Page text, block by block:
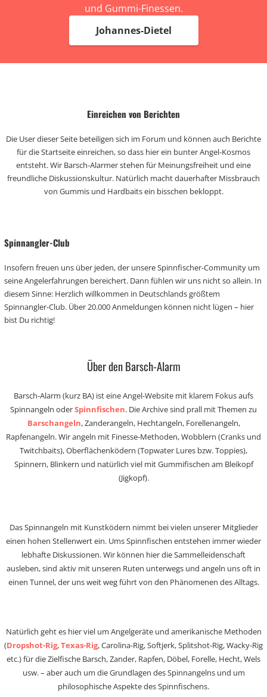
und Gummi-Finessen.
Johannes-Dietel
Einreichen von Berichten
Die User dieser Seite beteiligen sich im Forum und können auch Berichte
für die Startseite einreichen, so dass hier ein bunter Angel-Kosmos
entsteht. Wir Barsch-Alarmer stehen für Meinungsfreiheit und eine
freundliche Diskussionskultur. Natürlich macht dauerhafter Missbrauch
von Gummis und Hardbaits ein bisschen bekloppt.
Spinnangler-Club
Insofern freuen uns über jeden, der unsere Spinnfischer-Community um
seine Angelerfahrungen bereichert. Dann fühlen wir uns nicht so allein. In
diesem Sinne: Herzlich willkommen in Deutschlands größtem
Spinnangler-Club. Über 20.000 Anmeldungen können nicht lügen – hier
bist Du richtig!
Über den Barsch-Alarm
Barsch-Alarm (kurz BA) ist eine Angel-Website mit klarem Fokus aufs
Spinnangeln oderSpinnfischen. Die Archive sind prall mit Themen zu
Barschangeln, Zanderangeln, Hechtangeln, Forellenangeln,
Rapfenangeln. Wir angeln mit Finesse-Methoden, Wobblern (Cranks und
Twitchbaits), Oberflächenködern (Topwater Lures bzw. Toppies),
Spinnern, Blinkern und natürlich viel mit Gummifischen am Bleikopf
(Jigkopf).
Das Spinnangeln mit Kunstködern nimmt bei vielen unserer Mitglieder
einen hohen Stellenwert ein. Ums Spinnfischen entstehen immer wieder
lebhafte Diskussionen. Wir können hier die Sammelleidenschaft
ausleben, sind aktiv mit unseren Ruten unterwegs und angeln uns oft in
einen Tunnel, der uns weit weg führt von den Phänomenen des Alltags.
Natürlich geht es hier viel um Angelgeräte und amerikanische Methoden
(Dropshot-Rig,Texas-Rig, Carolina-Rig, Softjerk, Splitshot-Rig, Wacky-Rig
etc.) für die Zielfische Barsch, Zander, Rapfen, Döbel, Forelle, Hecht, Wels
usw. – aber auch um die Grundlagen des Spinnangelns und um
philosophische Aspekte des Spinnfischens.